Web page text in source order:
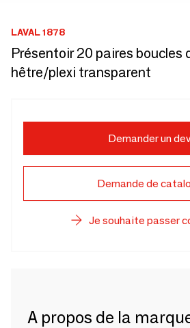
LAVAL 1878
Présentoir 20 paires boucles
hêtre/plexi transparent
Demander un
Demande de
Je souhaite passer
A propos de la